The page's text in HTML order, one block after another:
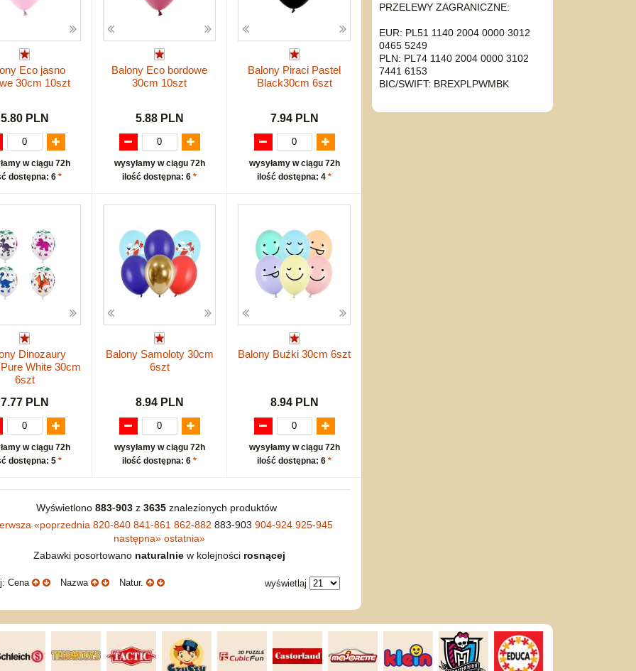
Eco jasno
30cm 10szt
5.80 PLN
w ciągu 72h
dostępna: 6 *
Balony Eco bordowe
30cm 10szt
5.88 PLN
wysyłamy w ciągu 72h
ilość dostępna: 6 *
Balony Piraci Pastel
Black30cm 6szt
7.94 PLN
wysyłamy w ciągu 72h
ilość dostępna: 4 *
Dinozaury
White 30cm
6szt
7.77 PLN
w ciągu 72h
dostępna: 5 *
Balony Samoloty 30cm
6szt
8.94 PLN
wysyłamy w ciągu 72h
ilość dostępna: 6 *
Balony Buźki 30cm 6szt
8.94 PLN
wysyłamy w ciągu 72h
ilość dostępna: 6 *
Wyświetlono 883-903z 3635znalezionych produktów
«poprzednia 820-840 841-861 862-882 883-903 904-924 925-945
następna» ostatnia»
Zabawki posortowano naturalniew kolejności rosnącej
Cena Nazwa Natur. wyświetlaj
PRZELEWY ZAGRANICZNE:
EUR: PL51 1140 2004 0000 3012
0465 5249
PLN: PL74 1140 2004 0000 3102
7441 6153
BIC/SWIFT: BREXPLPWMBK